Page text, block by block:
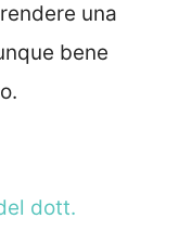
una
bene
dott.